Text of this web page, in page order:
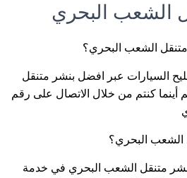
الشعب البحري
الشعب البحري؟
السيارات عبر افضل بنشر متنقل
كنتم من خلال الاتصال على رقم
البحري؟
متنقل الشعب البحري في خدمة